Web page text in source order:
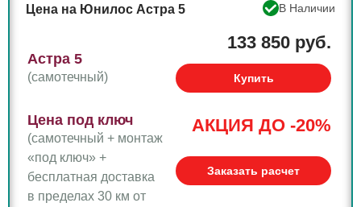
Цена на Юнилос Астра 5 В Наличии
Астра 5
(самотечный)
133 850 руб.
Купить
Цена под ключ
(самотечный + монтаж
«под ключ» +
бесплатная доставка
в пределах 30 км от
АКЦИЯ ДО -20%
Заказать расчет